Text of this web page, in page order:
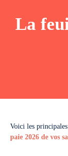
La
Voici les
paie 2026 de vos